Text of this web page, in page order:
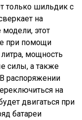
только шильдик с
на
этот
при помощи
мощность
силы, а также
распоряжении
на
двигаться при
батареи